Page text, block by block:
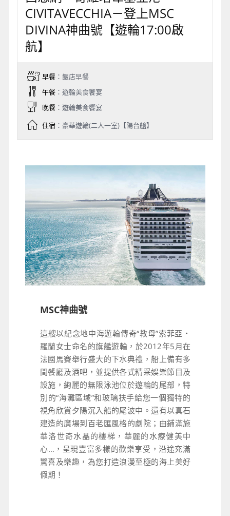
CIVITAVECCHIA－登上MSC
DIVINA神曲號【遊輪17:00啟
航】
早餐：飯店早餐
午餐：遊輪美食饗宴
晚餐：遊輪美食饗宴
住宿：豪華遊輪(二人一室)【陽台艙】
MSC神曲號
這艘以紀念地中海遊輪傳奇“教母”索菲亞‧
羅蘭女士命名的旗艦遊輪，於2012年5月在
法國馬賽舉行盛大的下水典禮，船上備有多
間餐廳及酒吧，並提供各式精采娛樂節目及
設施，絢麗的無限泳池位於遊輪的尾部，特
別的“海灘區域”和玻璃扶手給您一個獨特的
視角欣賞夕陽沉入船的尾波中。還有以真石
建造的廣場到百老匯風格的劇院；由鋪滿施
華洛世奇水晶的樓梯，華麗的水療健美中
心…，呈現豐富多樣的歡樂享受，沿途充滿
驚喜及樂趣，為您打造浪漫至極的海上美好
假期！